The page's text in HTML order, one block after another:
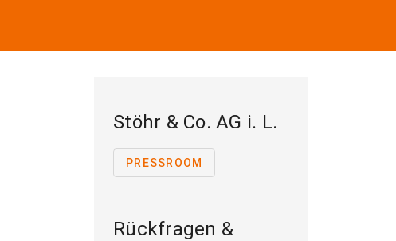
Stöhr & Co. AG i. L.
PRESSROOM
Rückfragen &